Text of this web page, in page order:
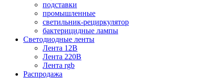
подставки
промышленные
светильник-рециркулятор
бактерицидные лампы
Светодиодные ленты
Лента 12В
Лента 220В
Лента rgb
Распродажа